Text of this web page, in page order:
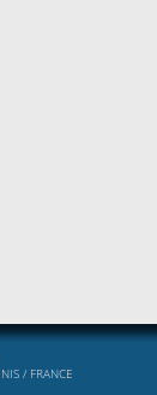
/ FRANCE